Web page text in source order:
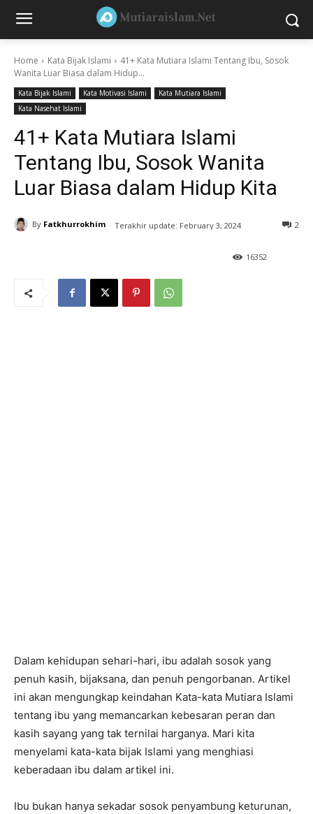
Home Kata Bijak Islami
41+ Kata Mutiara Islami Tentang Ibu, Sosok
Wanita Luar Biasa dalam Hidup...
Kata Bijak Islami Kata Motivasi Islami
Kata Mutiara Islami
Kata Nasehat Islami
41+ Kata Mutiara Islami
Tentang Ibu, Sosok Wanita
Luar Biasa dalam Hidup Kita
By Fatkhurrokhim Terakhir update: February 3, 2024 2
16352
Dalam kehidupan sehari-hari, ibu adalah sosok yang
penuh kasih, bijaksana, dan penuh pengorbanan. Artikel
ini akan mengungkap keindahan Kata-kata Mutiara Islami
tentang ibu yang memancarkan kebesaran peran dan
kasih sayang yang tak ternilai harganya. Mari kita
menyelami kata-kata bijak Islami yang menghiasi
keberadaan ibu dalam artikel ini.
Ibu bukan hanya sekadar sosok penyambung keturunan,